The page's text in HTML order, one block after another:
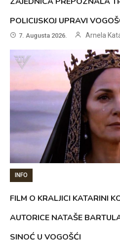
POLICIJSKOJ UPRAVI
7. Augusta 2026. Arnela
INFO
FILM O KRALJICI KATARINI
AUTORICE NATAŠE
SINOĆ U VOGOŠĆI